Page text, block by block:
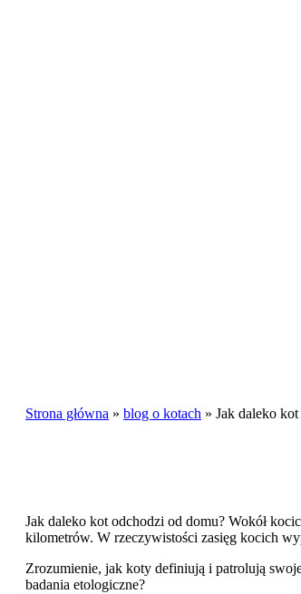
Strona główna » blog o kotach » Jak daleko
Jak daleko kot odchodzi od domu? Wokół
kilometrów. W rzeczywistości zasięg kocich
Zrozumienie, jak koty definiują i patrolują
badania etologiczne?